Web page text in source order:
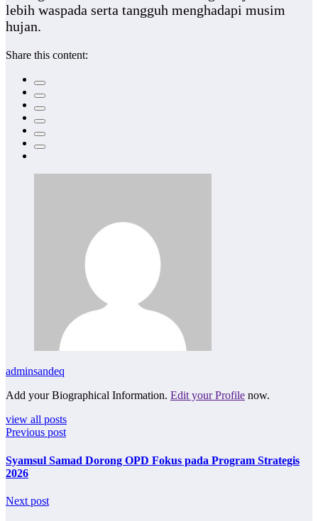
lebih waspada serta tangguh menghadapi musim
hujan.
Share this content:
adminsandeq
Add your Biographical Information. Edit your Profile now.
view all posts
Previous post
Syamsul Samad Dorong OPD Fokus pada Program Strategis
2026
Next post